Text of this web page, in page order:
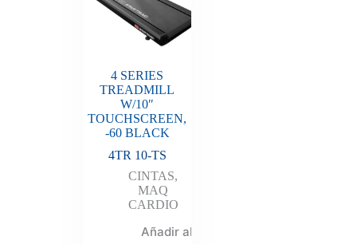
4 SERIES
TREADMILL
W/10″
TOUCHSCREEN,
-60 BLACK
4TR 10-TS
CINTAS,
MAQ
CARDIO
Añadir al